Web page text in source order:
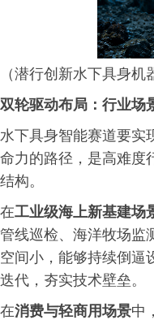
（潜行创新水下具身机
双轮驱动布局：行业场
水下具身智能赛道要实
命力的路径，是高难度
结构。
在工业级海上新基建场
管线巡检、海洋牧场监
空间小，能够持续倒逼
迭代，夯实技术壁垒。
在消费与轻商用场景中